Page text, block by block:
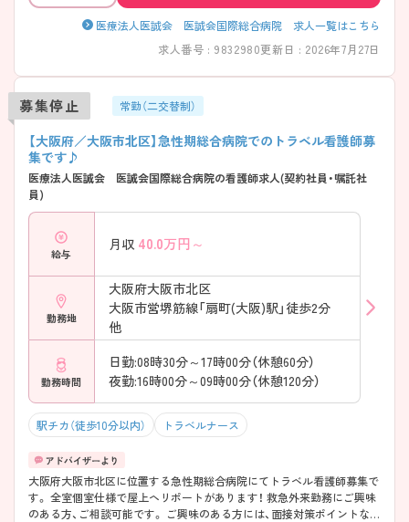
医療法人医誠会 医誠会国際総合病院 求人一覧はこちら
求人番号 : 9832980更新日 : 2026年7月27日
募集停止 常勤（二交替制）
【大阪府／大阪市北区】急性期総合病院でのトラベル看護師募
集です♪
医療法人医誠会 医誠会国際総合病院の看護師求人(契約社員・嘱託社
員)
給与
月収 40.0万円～
勤務地
大阪府大阪市北区
大阪市営堺筋線「扇町(大阪)駅」徒歩2分
他
勤務時間
日勤:08時30分～17時00分（休憩60分）
夜勤:16時00分～09時00分（休憩120分）
駅チカ（徒歩10分以内） トラベルナース
大阪府大阪市北区に位置する急性期総合病院にてトラベル看護師募集で
す。 全室個室仕様で屋上ヘリポートがあります！ 救急外来勤務にご興味
のある方、ご相談可能です。 ご興味のある方には、面接対策ポイントな